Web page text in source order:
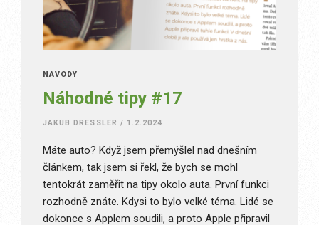
NÁVODY
Náhodné tipy #17
JAKUB DRESSLER / 1.2.2024
Máte auto? Když jsem přemýšlel nad dnešním
článkem, tak jsem si řekl, že bych se mohl
tentokrát zaměřit na tipy okolo auta. První funkci
rozhodně znáte. Kdysi to bylo velké téma. Lidé se
dokonce s Applem soudili, a proto Apple připravil